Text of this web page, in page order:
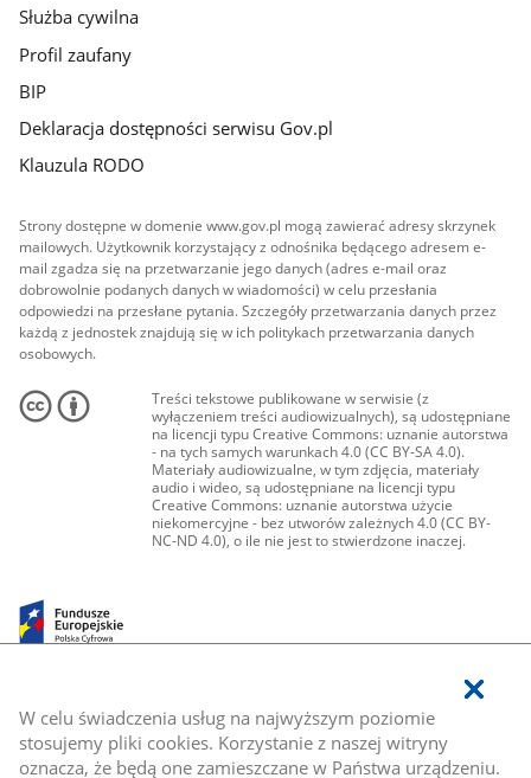
W celu świadczenia usług na najwyższym poziomie
stosujemy pliki cookies. Korzystanie z naszej witryny
oznacza, że będą one zamieszczane w Państwa urządzeniu.
Służba cywilna
Profil zaufany
BIP
Deklaracja dostępności serwisu Gov.pl
Klauzula RODO
Strony dostępne w domenie www.gov.pl mogą zawierać adresy skrzynek
mailowych. Użytkownik korzystający z odnośnika będącego adresem e-
mail zgadza się na przetwarzanie jego danych (adres e-mail oraz
dobrowolnie podanych danych w wiadomości) w celu przesłania
odpowiedzi na przesłane pytania. Szczegóły przetwarzania danych przez
każdą z jednostek znajdują się w ich politykach przetwarzania danych
osobowych.
Treści tekstowe publikowane w serwisie (z
wyłączeniem treści audiowizualnych), są udostępniane
na licencji typu Creative Commons: uznanie autorstwa
- na tych samych warunkach 4.0 (CC BY-SA 4.0).
Materiały audiowizualne, w tym zdjęcia, materiały
audio i wideo, są udostępniane na licencji typu
Creative Commons: uznanie autorstwa użycie
niekomercyjne - bez utworów zależnych 4.0 (CC BY-
NC-ND 4.0), o ile nie jest to stwierdzone inaczej.